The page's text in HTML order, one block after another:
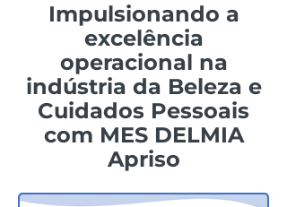
Impulsionando a
excelência
operacional na
indústria da Beleza e
Cuidados Pessoais
com MES DELMIA
Apriso